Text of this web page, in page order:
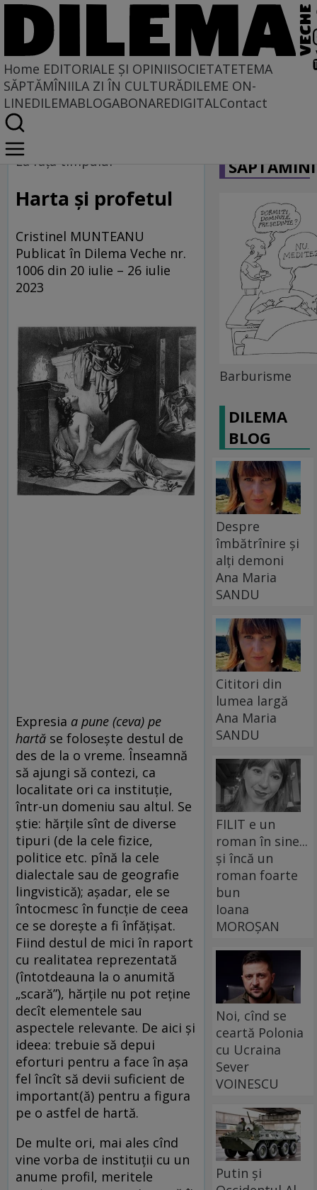
Home EDITORIALE ȘI OPINIISOCIETATETEMA
SĂPTĂMÎNIILA ZI ÎN CULTURĂDILEME ON-
LINEDILEMABLOGABONAREDIGITALContact
Home
La fața timpului
La fața timpului
Harta și profetul
Cristinel MUNTEANU
Publicat în Dilema Veche nr.
1006 din 20 iulie – 26 iulie
2023
Expresia a pune (ceva) pe
hartă se folosește destul de
des de la o vreme. Înseamnă
să ajungi să contezi, ca
localitate ori ca instituție,
într-un domeniu sau altul. Se
știe: hărțile sînt de diverse
tipuri (de la cele fizice,
politice etc. pînă la cele
dialectale sau de geografie
lingvistică); așadar, ele se
întocmesc în funcție de ceea
ce se dorește a fi înfățișat.
Fiind destul de mici în raport
cu realitatea reprezentată
(întotdeauna la o anumită
„scară”), hărțile nu pot reține
decît elementele sau
aspectele relevante. De aici și
ideea: trebuie să depui
eforturi pentru a face în așa
fel încît să devii suficient de
important(ă) pentru a figura
pe o astfel de hartă.
De multe ori, mai ales cînd
vine vorba de instituții cu un
anume profil, meritele
Barburisme
DILEMA
BLOG
Despre
îmbătrînire și
alți demoni
Ana Maria
SANDU
Cititori din
lumea largă
Ana Maria
SANDU
FILIT e un
roman în sine...
și încă un
roman foarte
bun
Ioana
MOROȘAN
Noi, cînd se
ceartă Polonia
cu Ucraina
Sever
VOINESCU
Putin și